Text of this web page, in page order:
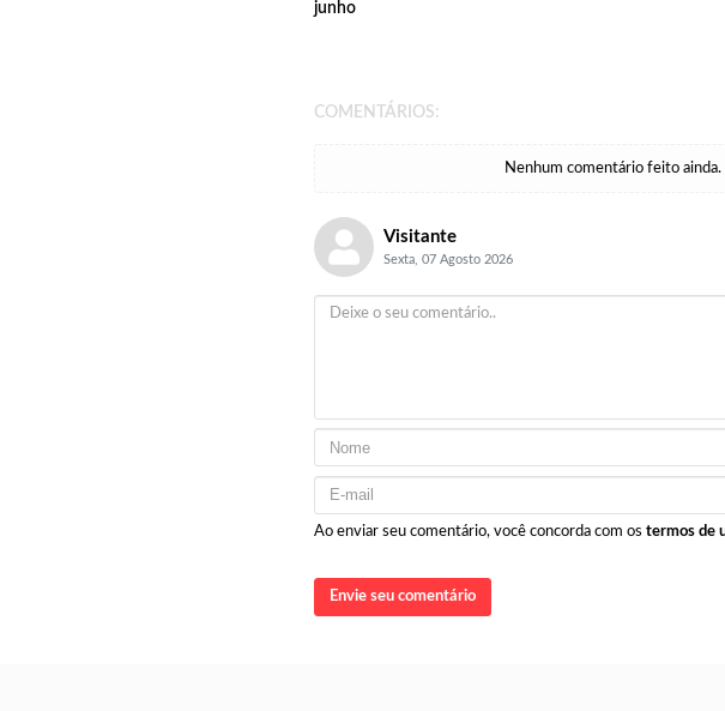
junho
COMENTÁRIOS:
Nenhum comentário feito
Visitante
Sexta, 07 Agosto 2026
Ao enviar seu comentário, você concorda com os termos de
Envie seu comentário